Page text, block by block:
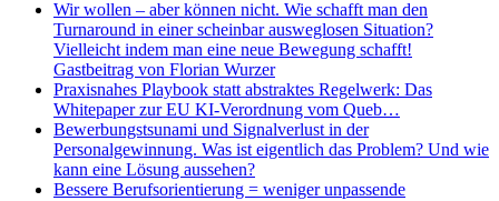
Wir wollen – aber können nicht. Wie schafft man den
Turnaround in einer scheinbar ausweglosen Situation?
Vielleicht indem man eine neue Bewegung schafft!
Gastbeitrag von Florian Wurzer
Praxisnahes Playbook statt abstraktes Regelwerk: Das
Whitepaper zur EU KI-Verordnung vom Queb…
Bewerbungstsunami und Signalverlust in der
Personalgewinnung. Was ist eigentlich das Problem? Und wie
kann eine Lösung aussehen?
Bessere Berufsorientierung = weniger unpassende